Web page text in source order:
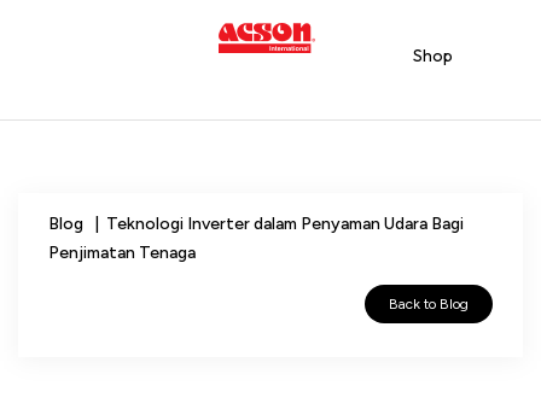
Shop
Blog | Teknologi Inverter dalam Penyaman Udara Bagi
Penjimatan Tenaga
Back to Blog